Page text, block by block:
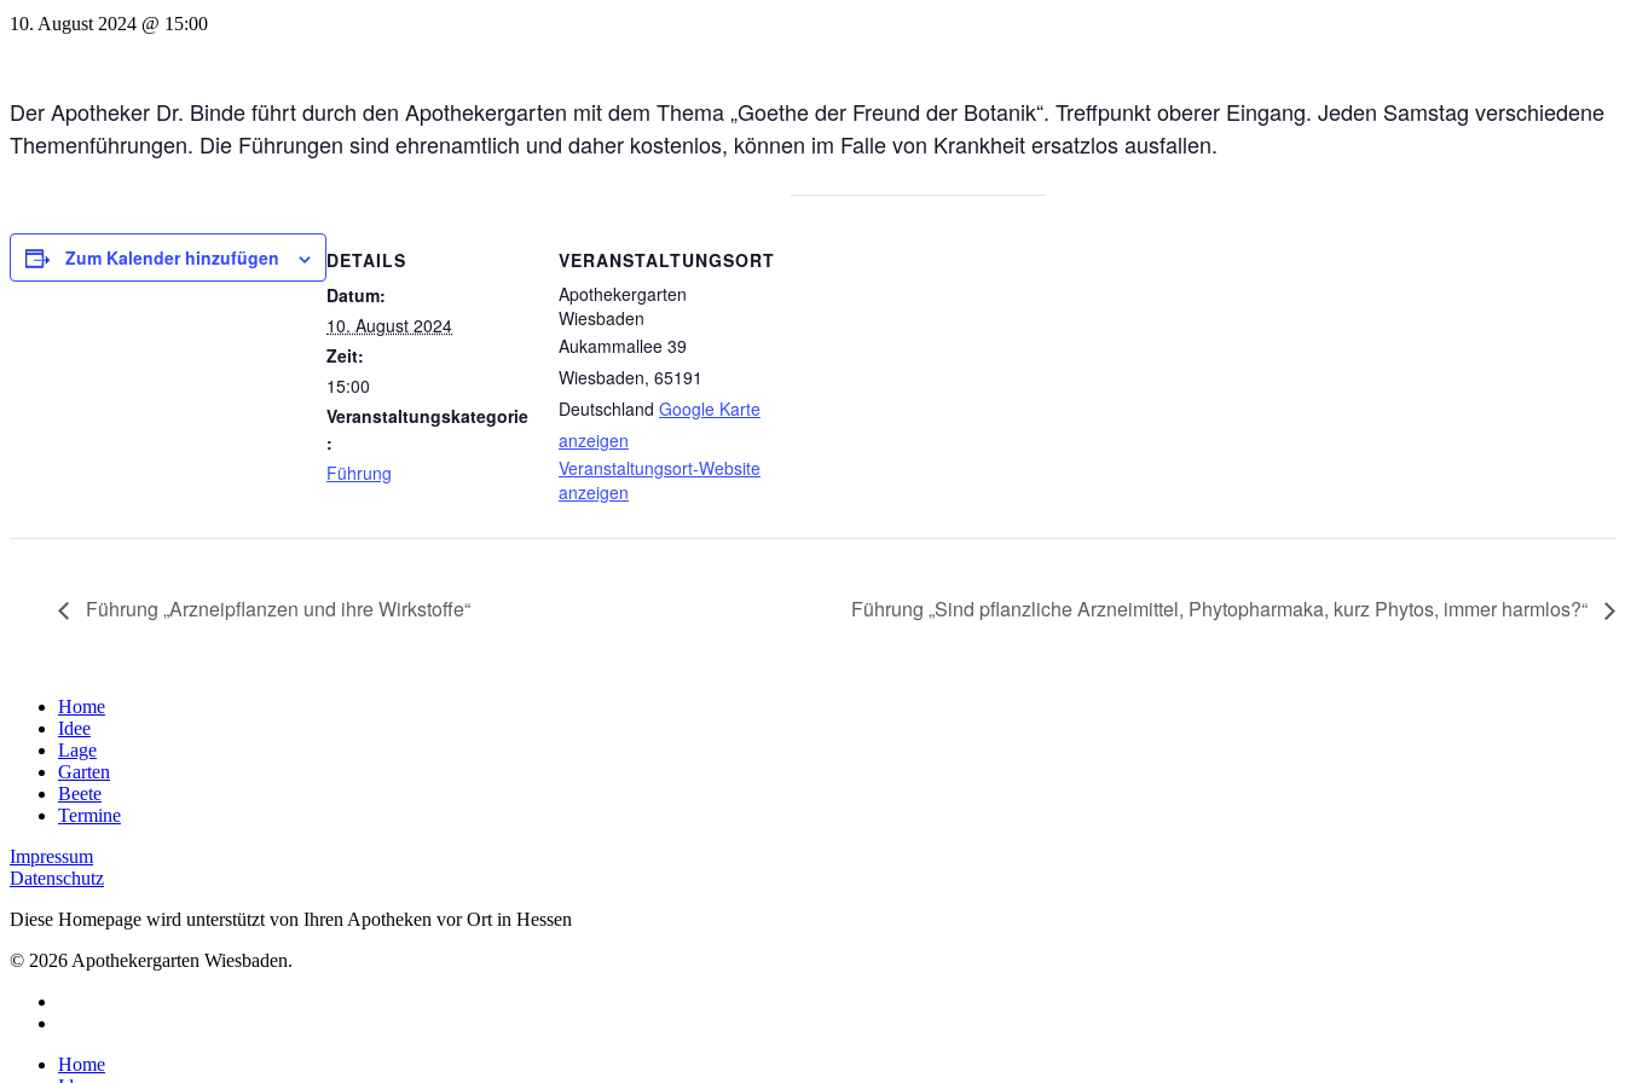
10. August 2024 @ 15:00
Der Apotheker Dr. Binde führt durch den Apothekergarten mit dem Thema „Goethe der Freund der Botanik“. Treffpunkt oberer Eingang. Jeden Samstag verschiedene
Themenführungen. Die Führungen sind ehrenamtlich und daher kostenlos, können im Falle von Krankheit ersatzlos ausfallen.
Zum Kalender hinzufügen
DETAILS
Datum:
10. August 2024
Zeit:
15:00
Veranstaltungskategorie
:
Führung
VERANSTALTUNGSORT
Apothekergarten
Wiesbaden
Aukammallee 39
Wiesbaden, 65191
Deutschland Google Karte
anzeigen
Veranstaltungsort-Website
anzeigen
Führung „Arzneipflanzen und ihre Wirkstoffe“ Führung „Sind pflanzliche Arzneimittel, Phytopharmaka, kurz Phytos, immer harmlos?“
Home
Idee
Lage
Garten
Beete
Termine
Impressum
Datenschutz
Diese Homepage wird unterstützt von Ihren Apotheken vor Ort in Hessen
© 2026 Apothekergarten Wiesbaden.
Home